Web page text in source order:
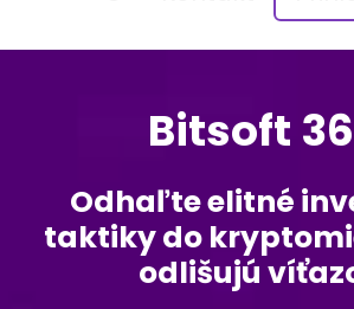
Bitsoft
Odhaľte elitné
taktiky do
odlišujú